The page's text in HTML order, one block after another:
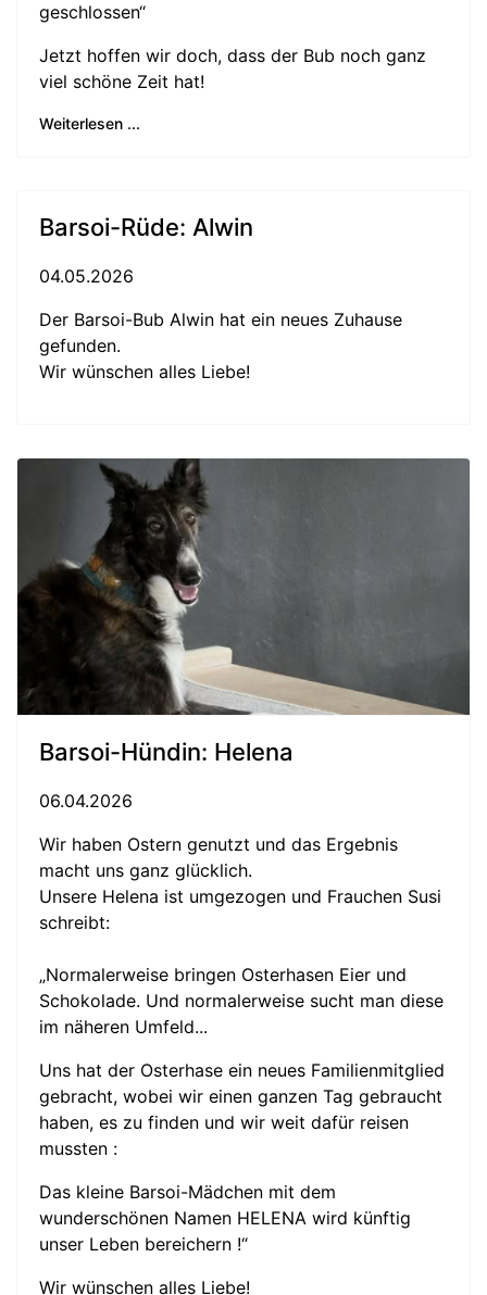
geschlossen“
Jetzt hoffen wir doch, dass der Bub noch ganz
viel schöne Zeit hat!
Weiterlesen ...
Barsoi-Rüde: Alwin
04.05.2026
Der Barsoi-Bub Alwin hat ein neues Zuhause
gefunden.
Wir wünschen alles Liebe!
Barsoi-Hündin: Helena
06.04.2026
Wir haben Ostern genutzt und das Ergebnis
macht uns ganz glücklich.
Unsere Helena ist umgezogen und Frauchen Susi
schreibt:
„Normalerweise bringen Osterhasen Eier und
Schokolade. Und normalerweise sucht man diese
im näheren Umfeld...
Uns hat der Osterhase ein neues Familienmitglied
gebracht, wobei wir einen ganzen Tag gebraucht
haben, es zu finden und wir weit dafür reisen
mussten :
Das kleine Barsoi-Mädchen mit dem
wunderschönen Namen HELENA wird künftig
unser Leben bereichern !“
Wir wünschen alles Liebe!